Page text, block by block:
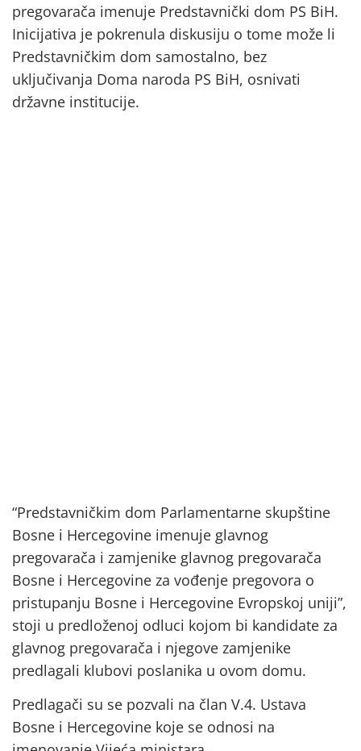
pregovarača imenuje Predstavnički dom PS BiH.
Inicijativa je pokrenula diskusiju o tome može li
Predstavničkim dom samostalno, bez
uključivanja Doma naroda PS BiH, osnivati
državne institucije.
“Predstavničkim dom Parlamentarne skupštine
Bosne i Hercegovine imenuje glavnog
pregovarača i zamjenike glavnog pregovarača
Bosne i Hercegovine za vođenje pregovora o
pristupanju Bosne i Hercegovine Evropskoj uniji”,
stoji u predloženoj odluci kojom bi kandidate za
glavnog pregovarača i njegove zamjenike
predlagali klubovi poslanika u ovom domu.
Predlagači su se pozvali na član V.4. Ustava
Bosne i Hercegovine koje se odnosi na